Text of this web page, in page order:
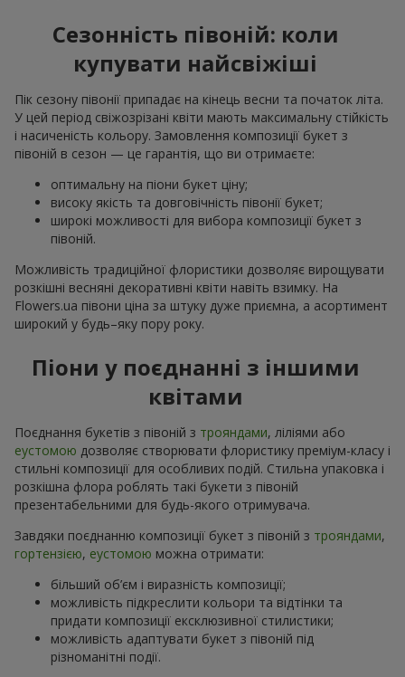
Сезонність півоній: коли
купувати найсвіжіші
Пік сезону півонії припадає на кінець весни та початок літа.
У цей період свіжозрізані квіти мають максимальну стійкість
і насиченість кольору. Замовлення композиції букет з
півоній в сезон — це гарантія, що ви отримаєте:
оптимальну на піони букет ціну;
високу якість та довговічність півонії букет;
широкі можливості для вибора композиції букет з
півоній.
Можливість традиційної флористики дозволяє вирощувати
розкішні весняні декоративні квіти навіть взимку. На
Flowers.ua півони ціна за штуку дуже приємна, а асортимент
широкий у будь–яку пору року.
Піони у поєднанні з іншими
квітами
Поєднання букетів з півоній з трояндами, ліліями або
еустомою дозволяє створювати флористику преміум-класу і
стильні композиції для особливих подій. Стильна упаковка і
розкішна флора роблять такі букети з півоній
презентабельними для будь-якого отримувача.
Завдяки поєднанню композиції букет з півоній з трояндами,
гортензією, еустомою можна отримати:
більший об’єм і виразність композиції;
можливість підкреслити кольори та відтінки та
придати композиції ексклюзивної стилистики;
можливість адаптувати букет з півоній під
різноманітні події.